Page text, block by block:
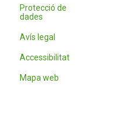
Protecció de
dades
Avís legal
Accessibilitat
Mapa web